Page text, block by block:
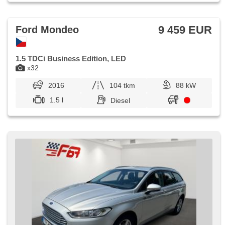
x32
Ford Mondeo 9 459 EUR
1.5 TDCi Business Edition, LED
2016 104 tkm
88 kW
1.5 l
Diesel